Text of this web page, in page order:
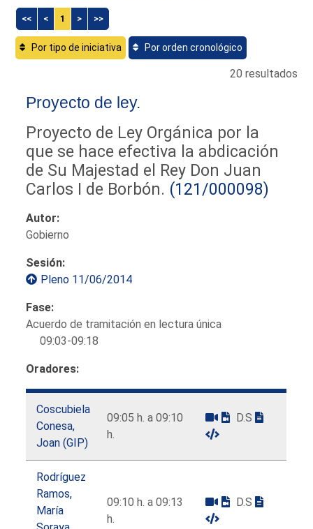
<< < 1 > >>
Por tipo de iniciativa Por orden cronológico
20 resultados
Proyecto de ley.
Proyecto de Ley Orgánica por la
que se hace efectiva la abdicación
de Su Majestad el Rey Don Juan
Carlos I de Borbón. (121/000098)
Autor:
Gobierno
Sesión:
Pleno 11/06/2014
Fase:
Acuerdo de tramitación en lectura única
09:03-09:18
Oradores:
Coscubiela
Conesa,
Joan (GIP)
09:05 h. a 09:10
h.
D.S
Rodríguez
Ramos,
María
09:10 h. a 09:13
h.
D.S